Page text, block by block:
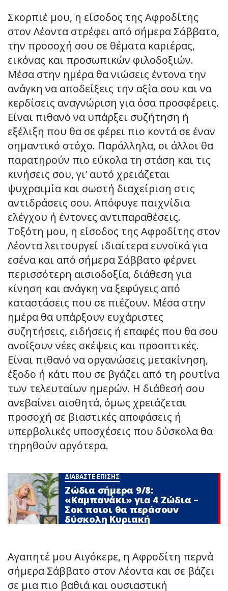
Σκορπιέ μου, η είσοδος της Αφροδίτης
στον Λέοντα στρέφει από σήμερα Σάββατο,
την προσοχή σου σε θέματα καριέρας,
εικόνας και προσωπικών φιλοδοξιών.
Μέσα στην ημέρα θα νιώσεις έντονα την
ανάγκη να αποδείξεις την αξία σου και να
κερδίσεις αναγνώριση για όσα προσφέρεις.
Είναι πιθανό να υπάρξει συζήτηση ή
εξέλιξη που θα σε φέρει πιο κοντά σε έναν
σημαντικό στόχο. Παράλληλα, οι άλλοι θα
παρατηρούν πιο εύκολα τη στάση και τις
κινήσεις σου, γι’ αυτό χρειάζεται
ψυχραιμία και σωστή διαχείριση στις
αντιδράσεις σου. Απόφυγε παιχνίδια
ελέγχου ή έντονες αντιπαραθέσεις.
Τοξότη μου, η είσοδος της Αφροδίτης στον
Λέοντα λειτουργεί ιδιαίτερα ευνοϊκά για
εσένα και από σήμερα Σάββατο φέρνει
περισσότερη αισιοδοξία, διάθεση για
κίνηση και ανάγκη να ξεφύγεις από
καταστάσεις που σε πιέζουν. Μέσα στην
ημέρα θα υπάρξουν ευχάριστες
συζητήσεις, ειδήσεις ή επαφές που θα σου
ανοίξουν νέες σκέψεις και προοπτικές.
Είναι πιθανό να οργανώσεις μετακίνηση,
έξοδο ή κάτι που σε βγάζει από τη ρουτίνα
των τελευταίων ημερών. Η διάθεσή σου
ανεβαίνει αισθητά, όμως χρειάζεται
προσοχή σε βιαστικές αποφάσεις ή
υπερβολικές υποσχέσεις που δύσκολα θα
τηρηθούν αργότερα.
ΔΙΑΒΑΣΤΕ ΕΠΙΣΗΣ
Ζώδια σήμερα 9/8:
«Καμπανάκι» για 4 Zώδια –
Σoκ ποιοι θα περάσουν
δύσκολη Κυριακή
Αγαπητέ μου Αιγόκερε, η Αφροδίτη περνά
σήμερα Σάββατο στον Λέοντα και σε βάζει
σε μια πιο βαθιά και ουσιαστική